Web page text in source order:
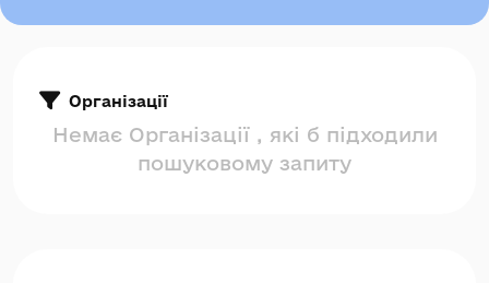
Організації
Немає Організації , які б підходили
пошуковому запиту